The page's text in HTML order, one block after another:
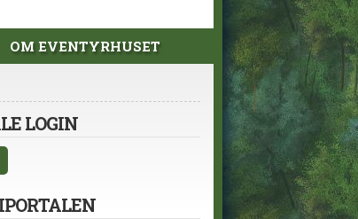
OM EVENTYRHUSET
LOGIN